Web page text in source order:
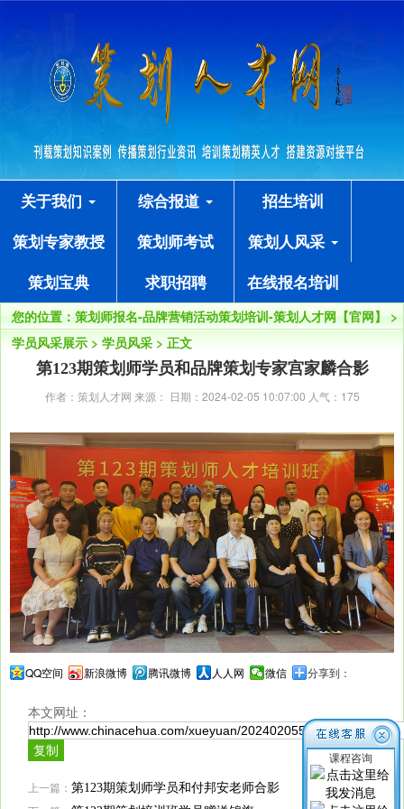
关于我们 综合报道
招生培训
策划专家教授
策划师考试
策划人风采
策划宝典
求职招聘 在线报名培训
您的位置： 策划师报名-品牌营销活动策划培训-策划人才网【官网】
>
学员风采展示 > 学员风采 > 正文
第123期策划师学员和品牌策划专家宫家麟合影
作者：策划人才网 来源： 日期：2024-02-05 10:07:00 人气： 175
QQ空间 新浪微博 腾讯微博 人人网 微信 分享到：
本文网址：
上一篇： 第123期策划师学员和付邦安老师合影
课程咨询